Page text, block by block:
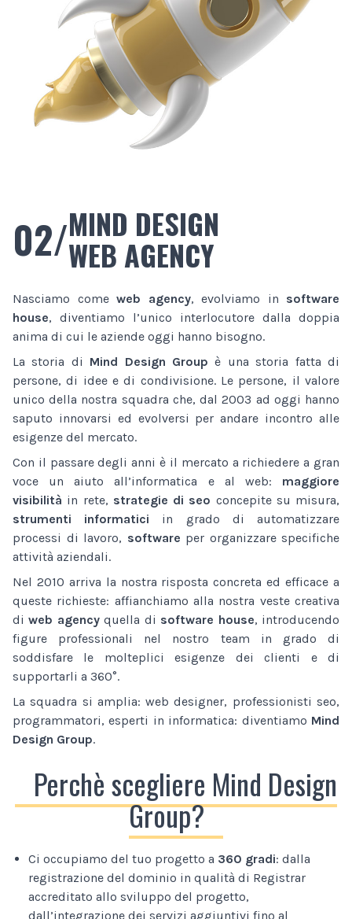
02/MIND DESIGN
WEB AGENCY
Nasciamo come web agency, evolviamo in software
house, diventiamo l’unico interlocutore dalla doppia
anima di cui le aziende oggi hanno bisogno.
La storia di Mind Design Group è una storia fatta di
persone, di idee e di condivisione. Le persone, il valore
unico della nostra squadra che, dal 2003 ad oggi hanno
saputo innovarsi ed evolversi per andare incontro alle
esigenze del mercato.
Con il passare degli anni è il mercato a richiedere a gran
voce un aiuto all’informatica e al web: maggiore
visibilità in rete, strategie di seo concepite su misura,
strumenti informatici in grado di automatizzare
processi di lavoro, software per organizzare specifiche
attività aziendali.
Nel 2010 arriva la nostra risposta concreta ed efficace a
queste richieste: affianchiamo alla nostra veste creativa
diweb agencyquella di software house, introducendo
figure professionali nel nostro team in grado di
soddisfare le molteplici esigenze dei clienti e di
supportarli a 360°.
La squadra si amplia: web designer, professionisti seo,
programmatori, esperti in informatica: diventiamo Mind
Design Group.
Perchè scegliere Mind Design
Group?
Ci occupiamo del tuo progetto a 360 gradi: dalla
registrazione del dominio in qualità di Registrar
accreditato allo sviluppo del progetto,
dall’integrazione dei servizi aggiuntivi fino al